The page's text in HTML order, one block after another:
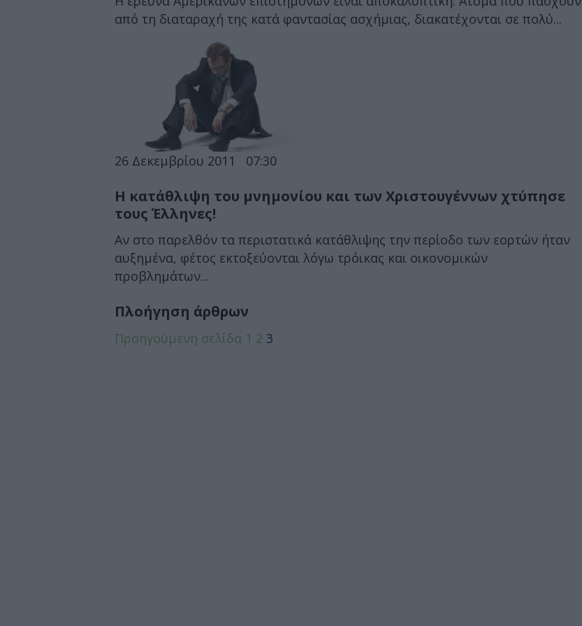
από τη διαταραχή της κατά φαντασίας ασχήμιας, διακατέχονται σε πολύ...
26 Δεκεμβρίου 2011 07:30
Η κατάθλιψη του μνημονίου και των Χριστουγέννων χτύπησε
τους Έλληνες!
Αν στο παρελθόν τα περιστατικά κατάθλιψης την περίοδο των εορτών ήταν
αυξημένα, φέτος εκτοξεύονται λόγω τρόικας και οικονομικών
προβλημάτων...
Πλοήγηση άρθρων
Προηγούμενη σελίδα 1 2 3